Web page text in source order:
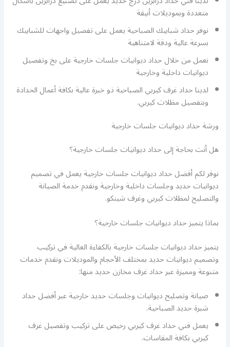
متعددة وبموديلات أنيقة
نوفر حداد شبابيك الصباحية يعمل على تفصيل واجهات للشبابيك
بسرعة عالية ودقة لامتناهية
نعمل من خلال حداد ديوانيات جلسات خارجية على بخ وتفصيل
ديوانيات داخلية وخارجية
لدينا حداد غرف كيربي الصباحية ذو خبرة عالية بكافة أعمال الحدادة
وبتفصيل مظلات كيربي.
ورشة حداد ديوانيات جلسات خارجية
هل أنت بحاجة إلى حداد ديوانيات جلسات خارجية؟
نوفر لكم أفضل حداد ديوانيات جلسات خارجية يعمل في تصميم
ديوانيات حديد وجلسات داخلية وخارجية ونقدم خدمة الصيانة
والتصليح لمظلات كيربي وغرف شينكو.
بماذا يتميز حداد ديوانيات جلسات خارجية؟
يتميز حداد ديوانيات جلسات خارجية بالكفاءة العالية في تركيب
وتصميم ديوانيات حديد بمختلف الأحجام والموديلات ونقدم خدمات
متنوعة ومميزة عبر حداد غرف مخازن حديد منها:
صيانة وتصليح ديوانيات وجلسات حديد خارجية عبر أفضل حداد
شبرة حديد الصباحية.
يعمل فني حداد غرف كيربي رخيص على تركيب وتفصيل غرف
كيربي بكافة المقاسات.